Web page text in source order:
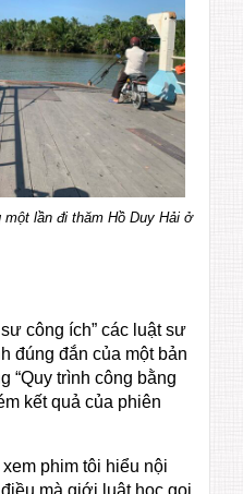
một lần đi thăm Hồ Duy Hải ở
công ích” các luật sư
đúng đắn của một bản
“Quy trình công bằng
kết quả của phiên
phim tôi hiểu nội